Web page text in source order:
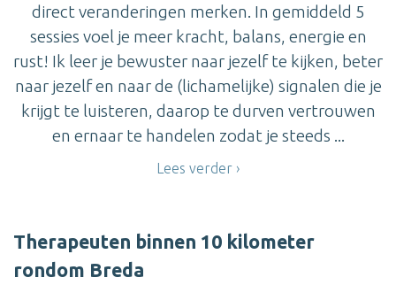
direct veranderingen merken. In gemiddeld 5
sessies voel je meer kracht, balans, energie en
rust! Ik leer je bewuster naar jezelf te kijken, beter
naar jezelf en naar de (lichamelijke) signalen die je
krijgt te luisteren, daarop te durven vertrouwen
en ernaar te handelen zodat je steeds ...
Lees verder
Therapeuten binnen 10 kilometer
rondom Breda